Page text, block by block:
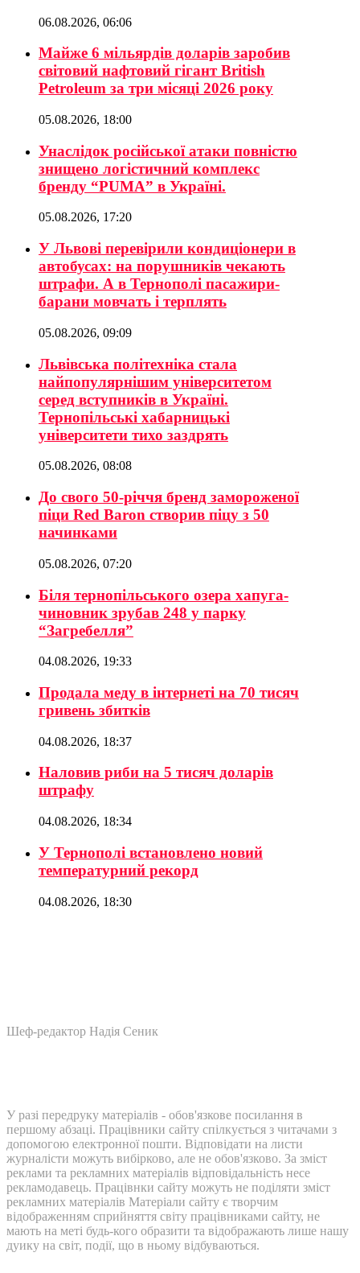
06.08.2026, 06:06
Майже 6 мільярдів доларів заробив
світовий нафтовий гігант British
Petroleum за три місяці 2026 року
05.08.2026, 18:00
Унаслідок російської атаки повністю
знищено логістичний комплекс
бренду “PUMA” в Україні.
05.08.2026, 17:20
У Львові перевірили кондиціонери в
автобусах: на порушників чекають
штрафи. А в Тернополі пасажири-
барани мовчать і терплять
05.08.2026, 09:09
Львівська політехніка стала
найпопулярнішим університетом
серед вступників в Україні.
Тернопільські хабарницькі
університети тихо заздрять
05.08.2026, 08:08
До свого 50-річчя бренд замороженої
піци Red Baron створив піцу з 50
начинками
05.08.2026, 07:20
Біля тернопільського озера хапуга-
чиновник зрубав 248 у парку
“Загребелля”
04.08.2026, 19:33
Продала меду в інтернеті на 70 тисяч
гривень збитків
04.08.2026, 18:37
Наловив риби на 5 тисяч доларів
штрафу
04.08.2026, 18:34
У Тернополі встановлено новий
температурний рекорд
04.08.2026, 18:30
Шеф-редактор Надія Сеник
У разі передруку матеріалів - обов'язкове посилання в
першому абзаці. Працівники сайту спілкується з читачами з
допомогою електронної пошти. Відповідати на листи
журналісти можуть вибірково, але не обов'язково. За зміст
реклами та рекламних матеріалів відповідальність несе
рекламодавець. Працівнки сайту можуть не поділяти зміст
рекламних матеріалів Матеріали сайту є творчим
відображенням сприйняття світу працівниками сайту, не
мають на меті будь-кого образити та відображають лише нашу
дуику на світ, події, що в ньому відбуваються.